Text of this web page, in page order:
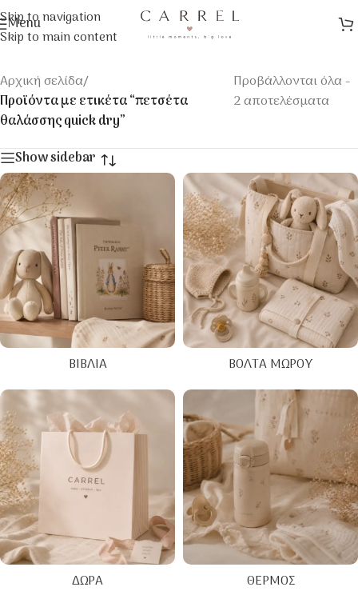
Skip to navigation
Skip to main content
Menu
Αρχική σελίδα/
Προϊόντα με ετικέτα “πετσέτα
θαλάσσης quick dry”
Προβάλλονται όλα -
2 αποτελέσματα
Show sidebar
ΒΙΒΛΊΑ ΒΌΛΤΑ ΜΩΡΟΎ
ΔΏΡΑ ΘΕΡΜΌΣ